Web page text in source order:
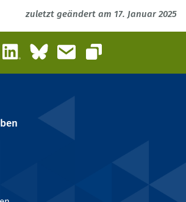
zuletzt geändert am 17. Januar 2025
LinkedInBlueskyE-Mail
Link kopieren